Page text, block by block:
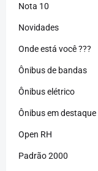
Nota 10
Novidades
Onde está você ???
Ônibus de bandas
Ônibus elétrico
Ônibus em destaque
Open RH
Padrão 2000